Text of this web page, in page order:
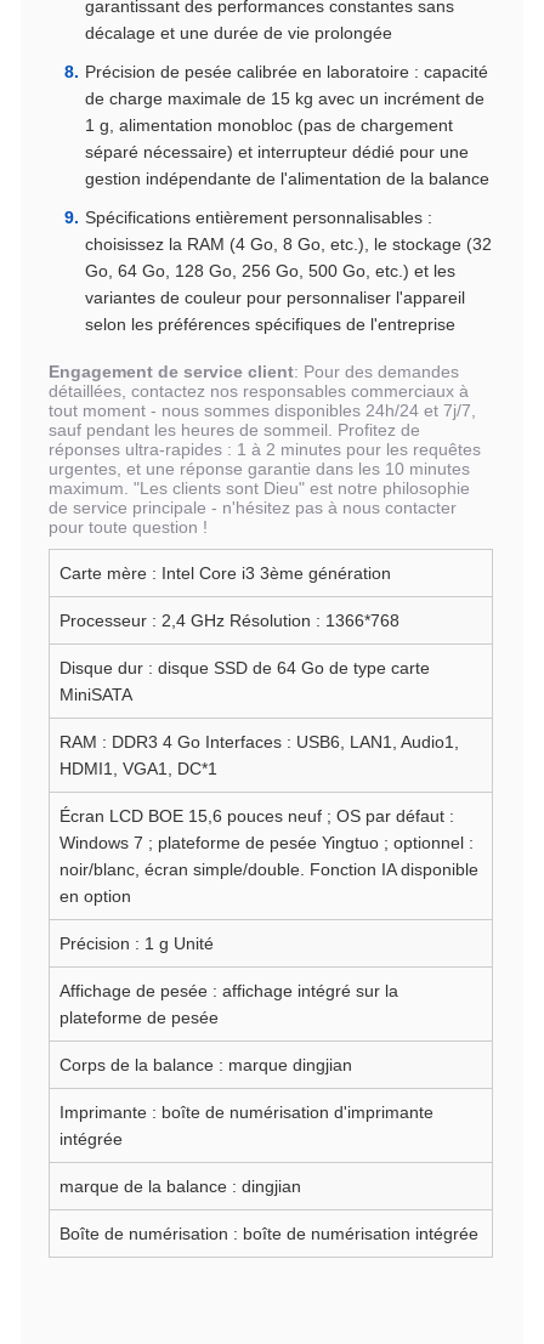
garantissant des performances constantes sans
décalage et une durée de vie prolongée
Précision de pesée calibrée en laboratoire : capacité
de charge maximale de 15 kg avec un incrément de
1 g, alimentation monobloc (pas de chargement
séparé nécessaire) et interrupteur dédié pour une
gestion indépendante de l'alimentation de la balance
Spécifications entièrement personnalisables :
choisissez la RAM (4 Go, 8 Go, etc.), le stockage (32
Go, 64 Go, 128 Go, 256 Go, 500 Go, etc.) et les
variantes de couleur pour personnaliser l'appareil
selon les préférences spécifiques de l'entreprise
Engagement de service client: Pour des demandes
détaillées, contactez nos responsables commerciaux à
tout moment - nous sommes disponibles 24h/24 et 7j/7,
sauf pendant les heures de sommeil. Profitez de
réponses ultra-rapides : 1 à 2 minutes pour les requêtes
urgentes, et une réponse garantie dans les 10 minutes
maximum. "Les clients sont Dieu" est notre philosophie
de service principale - n'hésitez pas à nous contacter
pour toute question !
Carte mère : Intel Core i3 3ème génération
Processeur : 2,4 GHz Résolution : 1366*768
Disque dur : disque SSD de 64 Go de type carte
MiniSATA
RAM : DDR3 4 Go Interfaces : USB6, LAN1, Audio1,
HDMI1, VGA1, DC*1
Écran LCD BOE 15,6 pouces neuf ; OS par défaut :
Windows 7 ; plateforme de pesée Yingtuo ; optionnel :
noir/blanc, écran simple/double. Fonction IA disponible
en option
Précision : 1 g Unité
Affichage de pesée : affichage intégré sur la
plateforme de pesée
Corps de la balance : marque dingjian
Imprimante : boîte de numérisation d'imprimante
intégrée
marque de la balance : dingjian
Boîte de numérisation : boîte de numérisation intégrée